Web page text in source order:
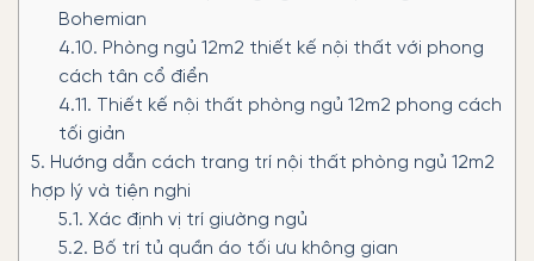
Bohemian
4.10. Phòng ngủ 12m2 thiết kế nội thất với phong
cách tân cổ điển
4.11. Thiết kế nội thất phòng ngủ 12m2 phong cách
tối giản
5. Hướng dẫn cách trang trí nội thất phòng ngủ 12m2
hợp lý và tiện nghi
5.1. Xác định vị trí giường ngủ
5.2. Bố trí tủ quần áo tối ưu không gian